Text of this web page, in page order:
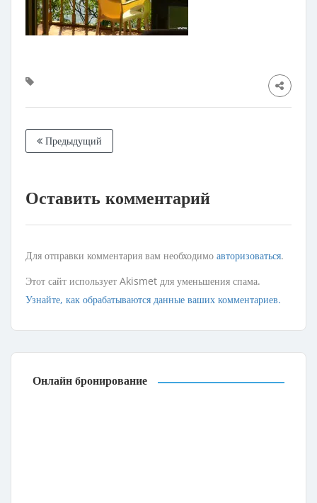
Предыдущий
Оставить комментарий
Для отправки комментария вам необходимо авторизоваться.
Этот сайт использует Akismet для уменьшения спама.
Узнайте, как обрабатываются данные ваших комментариев.
Онлайн бронирование